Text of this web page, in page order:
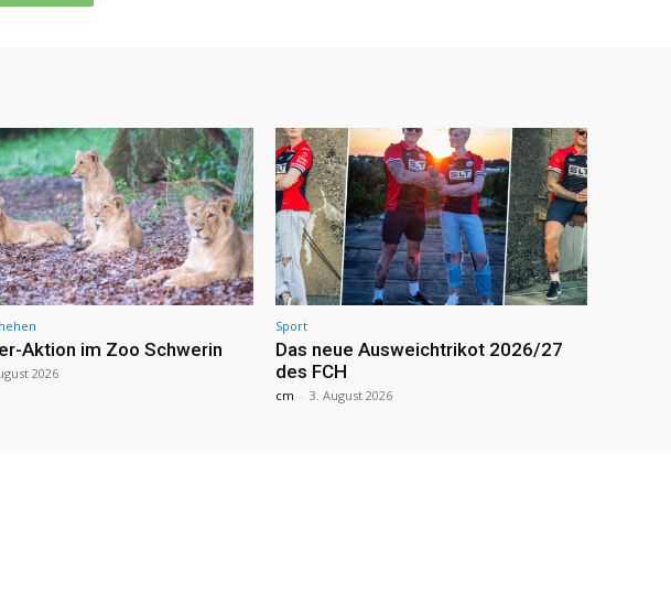
Aktion im Zoo Schwerin
2026
Sport
Das neue Ausweichtrikot 2026/27
des FCH
cm - 3. August 2026